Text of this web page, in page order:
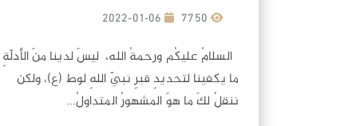
2022-01-06
السلامُ عليكُم ورحمةُ الله، ليسَ لدينا منَ الأدلّةِ
ما يكفينا لتحديدِ قبرِ نبيّ اللهِ لوط (ع)، ولكن
ننقلُ لكَ ما هوَ المشهورُ المتداولُ...